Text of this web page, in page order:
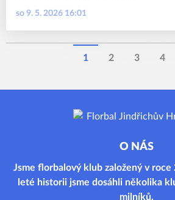
so 9. 5. 2026 16:01
1 2 3 4
O NÁS
Jsme florbalový klub založený v roce
leté historii jsme dosáhli několika
milníků.